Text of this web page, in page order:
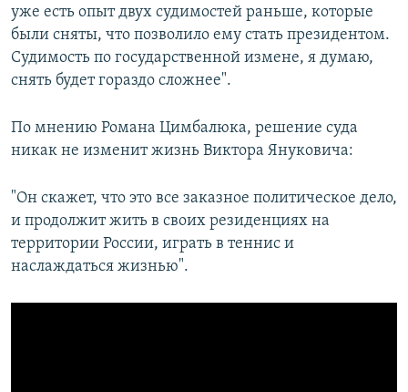
уже есть опыт двух судимостей раньше, которые
были сняты, что позволило ему стать президентом.
Судимость по государственной измене, я думаю,
снять будет гораздо сложнее".
По мнению Романа Цимбалюка, решение суда
никак не изменит жизнь Виктора Януковича:
"Он скажет, что это все заказное политическое дело,
и продолжит жить в своих резиденциях на
территории России, играть в теннис и
наслаждаться жизнью".